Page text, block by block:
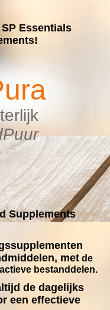
Essentials
Supplements
met de
bestanddelen.
de dagelijks
een effectieve